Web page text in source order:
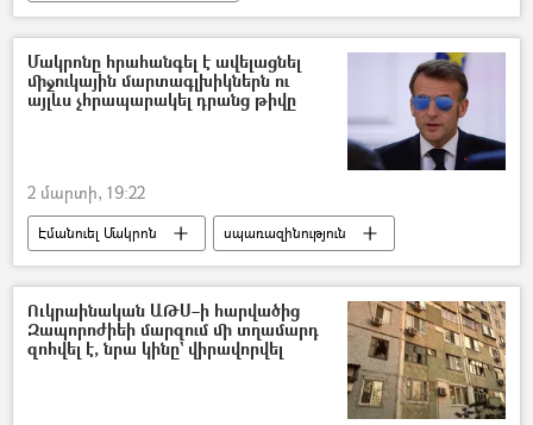
Լևոն Տեր–Պետրոսյան
«Ուժեղ Հայաստան» կուսակցություն
Հայաստան
Ընտրություններ
Մակրոնը հրահանգել է ավելացնել
միջուկային մարտագլխիկներն ու
այլևս չհրապարակել դրանց թիվը
2 մարտի, 19:22
Էմանուել Մակրոն
սպառազինություն
Ֆրանսիա
միջուկային վառելիք
միջուկային ծրագիր
միջուկային զենք
Միջուկային պայմանագիր
Ուկրաինական ԱԹՍ–ի հարվածից
Զապորոժիեի մարզում մի տղամարդ
զոհվել է, նրա կինը` վիրավորվել